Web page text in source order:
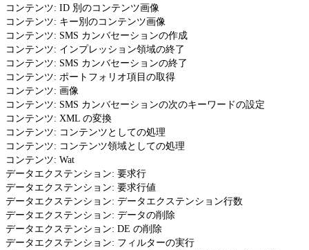
コンテンツ: ID 別のコンテンツ画像
コンテンツ: キー別のコンテンツ画像
コンテンツ: SMS カンバセーションの作成
コンテンツ: インプレッション領域の終了
コンテンツ: SMS カンバセーションの終了
コンテンツ: ポートフォリオ項目の取得
コンテンツ: 画像
コンテンツ: SMS カンバセーションの次のキーワードの設定
コンテンツ: XML の変換
コンテンツ: コンテンツとしての処理
コンテンツ: コンテンツ領域としての処理
コンテンツ: Wat
データエクステンション: 要求行
データエクステンション: 要求行値
データエクステンション: データエクステンション行数
データエクステンション: データの削除
データエクステンション: DE の削除
データエクステンション: フィルターの実行